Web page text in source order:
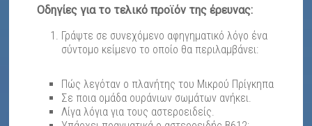
Οδηγίες για το τελικό προϊόν της έρευνας:
Γράψτε σε συνεχόμενο αφηγηματικό λόγο ένα
σύντομο κείμενο το οποίο θα περιλαμβάνει:
Πώς λεγόταν ο πλανήτης του Μικρού Πρίγκηπα
Σε ποια ομάδα ουράνιων σωμάτων ανήκει.
Λίγα λόγια για τους αστεροειδείς.